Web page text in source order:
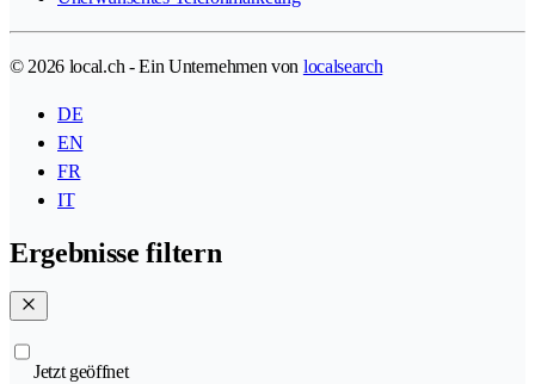
© 2026 local.ch - Ein Unternehmen von localsearch
DE
EN
FR
IT
Ergebnisse filtern
Jetzt geöffnet